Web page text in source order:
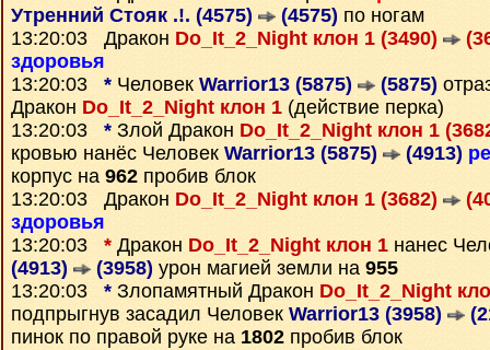
Утренний Стояк .!. (4575)
(4575) по ногам
13:20:03 Дракон Do_It_2_Night клон 1 (3490)
здоровья
13:20:03 * Человек Warrior13 (5875) (5875)
Дракон Do_It_2_Night клон 1 (действие перка)
13:20:03 * Злой Дракон Do_It_2_Night клон 1
кровью нанёс Человек Warrior13 (5875) (4913)
корпус на 962 пробив блок
13:20:03 Дракон Do_It_2_Night клон 1 (3682)
здоровья
13:20:03 * Дракон Do_It_2_Night клон 1 нанес
(4913)
(3958) урон магией земли на 955
13:20:03 * Злопамятный Дракон Do_It_2_Night
подпрыгнув засадил Человек Warrior13 (3958)
пинок по правой руке на 1802 пробив блок